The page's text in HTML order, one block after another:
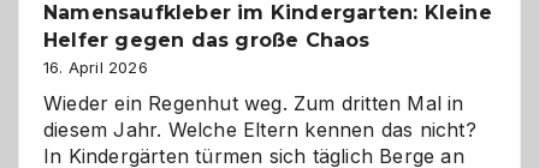
ist
eine
die
richtige
Wahl?
Namensaufkleber im Kindergarten: Kleine
Helfer gegen das große Chaos
16. April 2026
Wieder ein Regenhut weg. Zum dritten Mal in
diesem Jahr. Welche Eltern kennen das nicht?
In Kindergärten türmen sich täglich Berge an